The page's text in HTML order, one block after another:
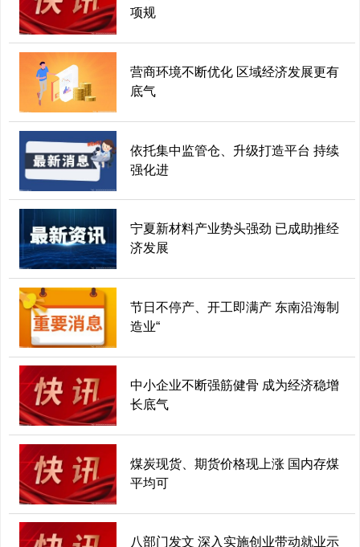
项规
营商环境不断优化 区域经济发展更有
底气
依托集中监管仓、升级打造平台 持续
强化进
宁夏新材料产业势头强劲 已成助推经
济发展
节日不停产、开工即满产 东南沿海制
造业“
中小企业不断强筋健骨 成为经济稳增
长底气
煤炭现货、期货价格现上涨 国内存煤
平均可
八部门发文 深入实施创业带动就业示